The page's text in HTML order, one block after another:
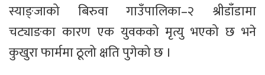
स्याङ्जाको बिरुवा गाउँपालिका–२ श्रीडाँडामा
चट्याङका कारण एक युवकको मृत्यु भएको छ भने
कुखुरा फार्ममा ठूलो क्षति पुगेको छ ।